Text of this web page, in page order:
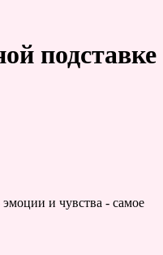
подставке
и чувства - самое